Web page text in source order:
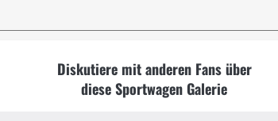
Diskutiere mit anderen Fans über
diese Sportwagen Galerie